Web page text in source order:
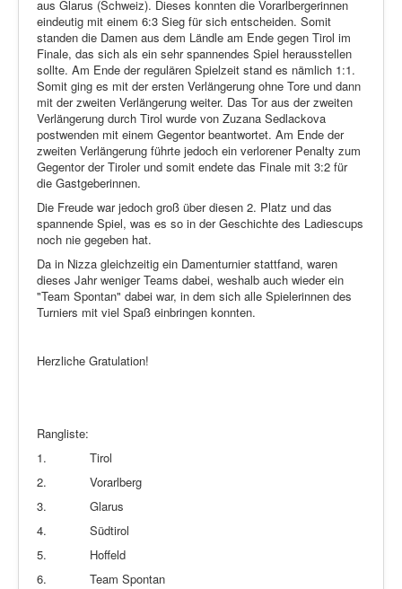
aus Glarus (Schweiz). Dieses konnten die Vorarlbergerinnen
eindeutig mit einem 6:3 Sieg für sich entscheiden. Somit
standen die Damen aus dem Ländle am Ende gegen Tirol im
Finale, das sich als ein sehr spannendes Spiel herausstellen
sollte. Am Ende der regulären Spielzeit stand es nämlich 1:1.
Somit ging es mit der ersten Verlängerung ohne Tore und dann
mit der zweiten Verlängerung weiter. Das Tor aus der zweiten
Verlängerung durch Tirol wurde von Zuzana Sedlackova
postwenden mit einem Gegentor beantwortet. Am Ende der
zweiten Verlängerung führte jedoch ein verlorener Penalty zum
Gegentor der Tiroler und somit endete das Finale mit 3:2 für
die Gastgeberinnen.
Die Freude war jedoch groß über diesen 2. Platz und das
spannende Spiel, was es so in der Geschichte des Ladiescups
noch nie gegeben hat.
Da in Nizza gleichzeitig ein Damenturnier stattfand, waren
dieses Jahr weniger Teams dabei, weshalb auch wieder ein
"Team Spontan" dabei war, in dem sich alle Spielerinnen des
Turniers mit viel Spaß einbringen konnten.
Herzliche Gratulation!
Rangliste:
1. Tirol
2. Vorarlberg
3. Glarus
4. Südtirol
5. Hoffeld
6. Team Spontan